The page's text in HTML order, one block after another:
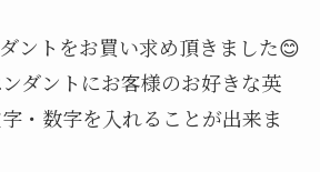
ントをお買い求め頂きました😊
ダントにお客様のお好きな英
・数字を入れることが出来ま